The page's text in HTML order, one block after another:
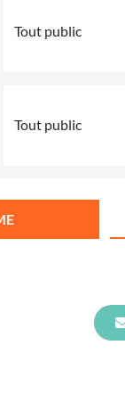
Tout public
Tout public